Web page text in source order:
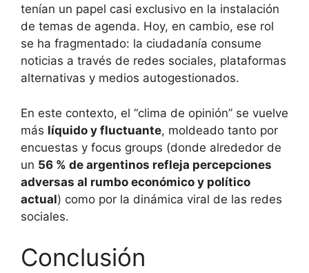
tenían un papel casi exclusivo en la instalación
de temas de agenda. Hoy, en cambio, ese rol
se ha fragmentado: la ciudadanía consume
noticias a través de redes sociales, plataformas
alternativas y medios autogestionados.
En este contexto, el “clima de opinión” se vuelve
más líquido y fluctuante, moldeado tanto por
encuestas y focus groups (donde alrededor de
un 56 % de argentinos refleja percepciones
adversas al rumbo económico y político
actual) como por la dinámica viral de las redes
sociales.
Conclusión